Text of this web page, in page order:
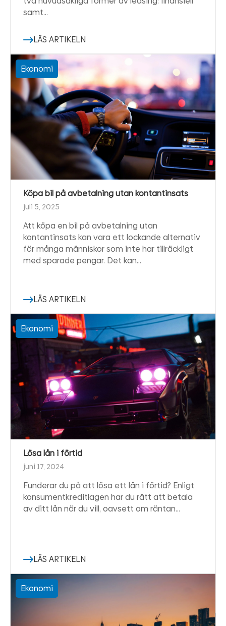
samt…
LÄS ARTIKELN
Ekonomi
Köpa bil på avbetalning utan kontantinsats
juli 5, 2025
Att köpa en bil på avbetalning utan
kontantinsats kan vara ett lockande alternativ
för många människor som inte har tillräckligt
med sparade pengar. Det kan…
LÄS ARTIKELN
Ekonomi
Lösa lån i förtid
juni 17, 2024
Funderar du på att lösa ett lån i förtid? Enligt
konsumentkreditlagen har du rätt att betala
av ditt lån när du vill, oavsett om räntan…
LÄS ARTIKELN
Ekonomi